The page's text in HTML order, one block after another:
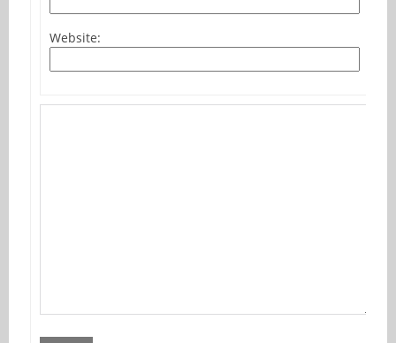
Website: